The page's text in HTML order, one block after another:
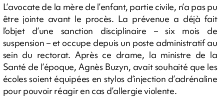
L’avocate de la mère de l’enfant, partie civile, n’a pas pu
être jointe avant le procès. La prévenue a déjà fait
l’objet d’une sanction disciplinaire – six mois de
suspension – et occupe depuis un poste administratif au
sein du rectorat. Après ce drame, la ministre de la
Santé de l’époque, Agnès Buzyn, avait souhaité que les
écoles soient équipées en stylos d’injection d’adrénaline
pour pouvoir réagir en cas d’allergie violente.